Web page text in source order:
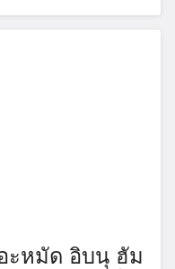
ะหมัด อิบนุ ฮัม